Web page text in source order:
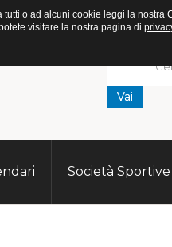
Vai
Società Sportive
o ad alcuni cookie leggi la
visitare la nostra pagina di